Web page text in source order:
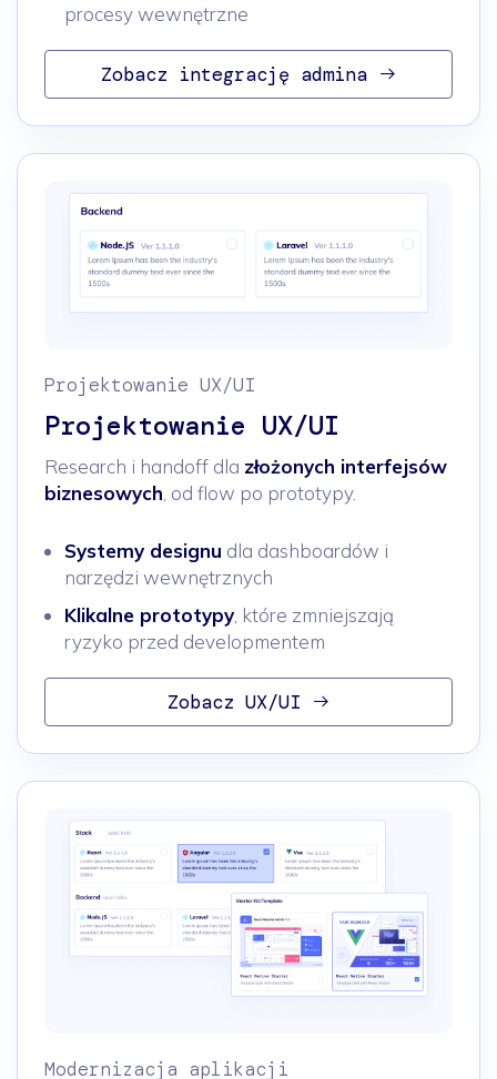
procesy wewnętrzne
Zobacz integrację admina
Projektowanie UX/UI
Projektowanie UX/UI
Research i handoff dla złożonych interfejsów
biznesowych , od flow po prototypy.
Systemy designu dla dashboardów i
narzędzi wewnętrznych
Klikalne prototypy , które zmniejszają
ryzyko przed developmentem
Zobacz UX/UI
Modernizacja aplikacji